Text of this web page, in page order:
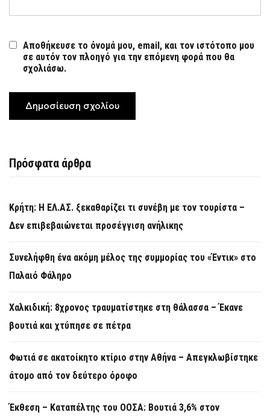
Αποθήκευσε το όνομά μου, email, και τον ιστότοπο μου
σε αυτόν τον πλοηγό για την επόμενη φορά που θα
σχολιάσω.
Πρόσφατα άρθρα
Κρήτη: Η ΕΛ.ΑΣ. ξεκαθαρίζει τι συνέβη με τον τουρίστα –
Δεν επιβεβαιώνεται προσέγγιση ανήλικης
Συνελήφθη ένα ακόμη μέλος της συμμορίας του «Έντικ» στο
Παλαιό Φάληρο
Χαλκιδική: 8χρονος τραυματίστηκε στη θάλασσα – Έκανε
βουτιά και χτύπησε σε πέτρα
Φωτιά σε ακατοίκητο κτίριο στην Αθήνα – Απεγκλωβίστηκε
άτομο από τον δεύτερο όροφο
Έκθεση – Καταπέλτης του ΟΟΣΑ: Βουτιά 3,6% στον